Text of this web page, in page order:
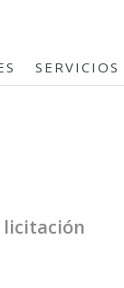
SERVICIOS
licitación